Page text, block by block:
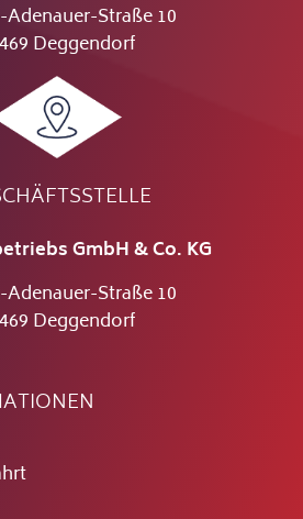
Straße 10
Deggendorf
GmbH & Co. KG
Straße 10
Deggendorf